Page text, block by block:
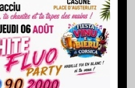
Info & Réservations